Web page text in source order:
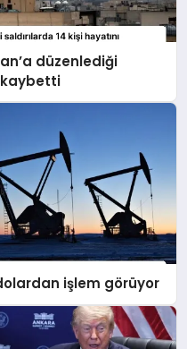
düzenlediği
kaybetti
işlem görüyor